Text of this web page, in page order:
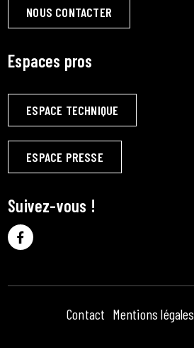
NOUS CONTACTER
Espaces pros
ESPACE TECHNIQUE
ESPACE PRESSE
Suivez-vous !
Contact Mentions légales